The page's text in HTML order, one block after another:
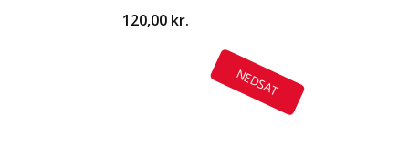
120,00 kr.
NEDSAT